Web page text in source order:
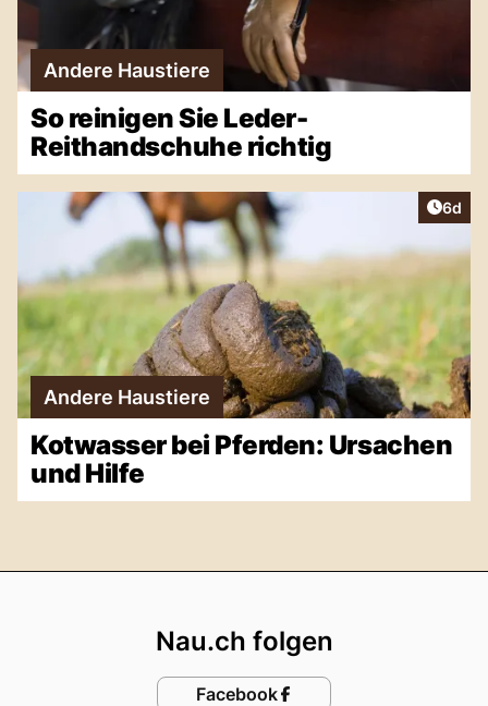
Andere Haustiere
So reinigen Sie Leder-
Reithandschuhe richtig
6d
Andere Haustiere
Kotwasser bei Pferden: Ursachen
und Hilfe
Nau.ch folgen
Facebook